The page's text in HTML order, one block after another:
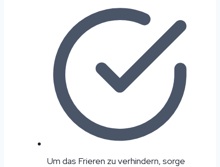
Um das Frieren zu verhindern, sorge